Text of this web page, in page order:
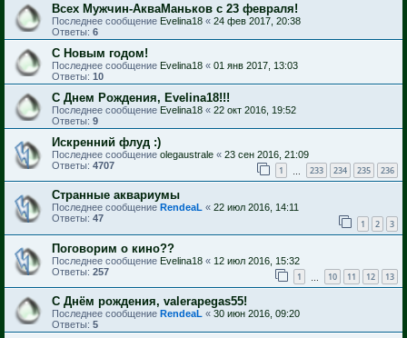
Всех Мужчин-АкваМаньков с 23 февраля!
Последнее сообщение Evelina18 « 24 фев 2017, 20:38
Ответы: 6
С Новым годом!
Последнее сообщение Evelina18 « 01 янв 2017, 13:03
Ответы: 10
С Днем Рождения, Evelina18!!!
Последнее сообщение Evelina18 « 22 окт 2016, 19:52
Ответы: 9
Искренний флуд :)
Последнее сообщение olegaustrale « 23 сен 2016, 21:09
Ответы: 4707 1 233 234 235 236
Странные аквариумы
Последнее сообщение RendeaL « 22 июл 2016, 14:11
Ответы: 47 1 2 3
Поговорим о кино??
Последнее сообщение Evelina18 « 12 июл 2016, 15:32
Ответы: 257 1 10 11 12 13
С Днём рождения, valerapegas55!
Последнее сообщение RendeaL « 30 июн 2016, 09:20
Ответы: 5